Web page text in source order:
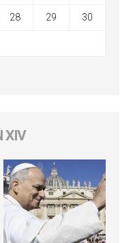
28 29 30
XIV